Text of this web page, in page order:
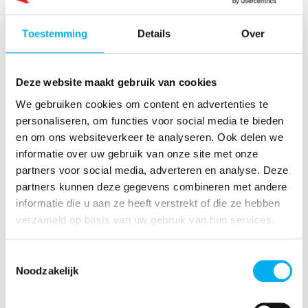
Toestemming Details Over
Deze website maakt gebruik van cookies
We gebruiken cookies om content en advertenties te
personaliseren, om functies voor social media te bieden
en om ons websiteverkeer te analyseren. Ook delen we
informatie over uw gebruik van onze site met onze
partners voor social media, adverteren en analyse. Deze
partners kunnen deze gegevens combineren met andere
informatie die u aan ze heeft verstrekt of die ze hebben
verzameld op basis van uw gebruik van hun services.
Noodzakelijk
krijg je hier een samenvatting.
Wil je in detail lerenhoe de organisatie KLJ is
opgebouwd?
KLJ is als jeugdbeweging uniek dankzij zijn
sportwerking. Meer dan de helft van de KLJ-
afdelingen nemen deel aan sportfeesten, waar
ze zich in vijf traditionele disciplines meten
met andere afdelingen.